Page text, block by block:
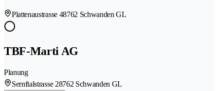
Plattenaustrasse 48762 Schwanden GL
TBF-Marti AG
Planung
Sernftalstrasse 28762 Schwanden GL